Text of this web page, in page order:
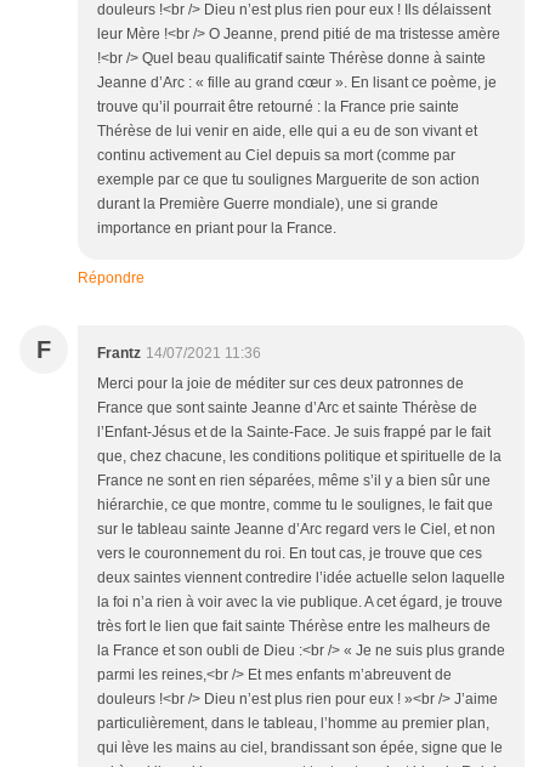
douleurs !<br /> Dieu n’est plus rien pour eux ! Ils délaissent
leur Mère !<br /> O Jeanne, prend pitié de ma tristesse amère
!<br /> Quel beau qualificatif sainte Thérèse donne à sainte
Jeanne d’Arc : « fille au grand cœur ». En lisant ce poème, je
trouve qu’il pourrait être retourné : la France prie sainte
Thérèse de lui venir en aide, elle qui a eu de son vivant et
continu activement au Ciel depuis sa mort (comme par
exemple par ce que tu soulignes Marguerite de son action
durant la Première Guerre mondiale), une si grande
importance en priant pour la France.
Répondre
F Frantz 14/07/2021 11:36
Merci pour la joie de méditer sur ces deux patronnes de
France que sont sainte Jeanne d’Arc et sainte Thérèse de
l’Enfant-Jésus et de la Sainte-Face. Je suis frappé par le fait
que, chez chacune, les conditions politique et spirituelle de la
France ne sont en rien séparées, même s’il y a bien sûr une
hiérarchie, ce que montre, comme tu le soulignes, le fait que
sur le tableau sainte Jeanne d’Arc regard vers le Ciel, et non
vers le couronnement du roi. En tout cas, je trouve que ces
deux saintes viennent contredire l’idée actuelle selon laquelle
la foi n’a rien à voir avec la vie publique. A cet égard, je trouve
très fort le lien que fait sainte Thérèse entre les malheurs de
la France et son oubli de Dieu :<br /> « Je ne suis plus grande
parmi les reines,<br /> Et mes enfants m’abreuvent de
douleurs !<br /> Dieu n’est plus rien pour eux ! »<br /> J’aime
particulièrement, dans le tableau, l’homme au premier plan,
qui lève les mains au ciel, brandissant son épée, signe que le